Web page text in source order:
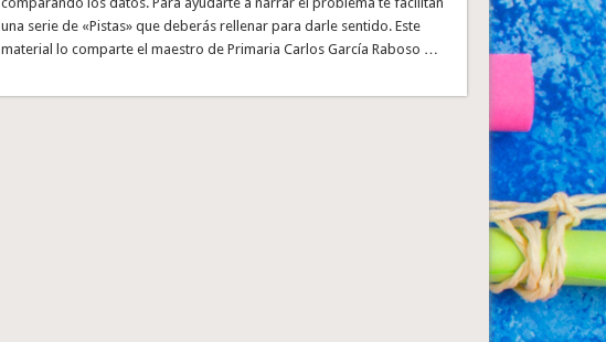
una serie de «Pistas» que deberás rellenar para darle sentido. Este
material lo comparte el maestro de Primaria Carlos García Raboso …